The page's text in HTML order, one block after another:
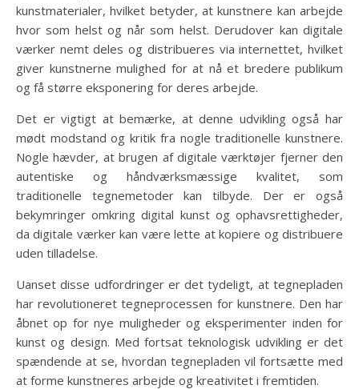
kunstmaterialer, hvilket betyder, at kunstnere kan arbejde
hvor som helst og når som helst. Derudover kan digitale
værker nemt deles og distribueres via internettet, hvilket
giver kunstnerne mulighed for at nå et bredere publikum
og få større eksponering for deres arbejde.
Det er vigtigt at bemærke, at denne udvikling også har
mødt modstand og kritik fra nogle traditionelle kunstnere.
Nogle hævder, at brugen af digitale værktøjer fjerner den
autentiske og håndværksmæssige kvalitet, som
traditionelle tegnemetoder kan tilbyde. Der er også
bekymringer omkring digital kunst og ophavsrettigheder,
da digitale værker kan være lette at kopiere og distribuere
uden tilladelse.
Uanset disse udfordringer er det tydeligt, at tegnepladen
har revolutioneret tegneprocessen for kunstnere. Den har
åbnet op for nye muligheder og eksperimenter inden for
kunst og design. Med fortsat teknologisk udvikling er det
spændende at se, hvordan tegnepladen vil fortsætte med
at forme kunstneres arbejde og kreativitet i fremtiden.